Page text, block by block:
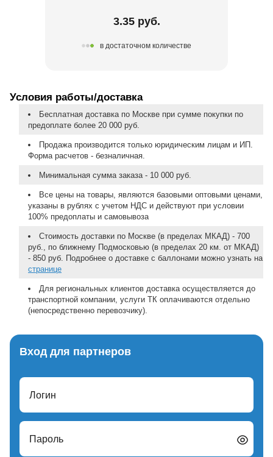
3.35 руб.
в достаточном количестве
Условия работы/доставка
Бесплатная доставка по Москве при сумме покупки по
предоплате более 20 000 руб.
Продажа производится только юридическим лицам и ИП.
Форма расчетов - безналичная.
Минимальная сумма заказа - 10 000 руб.
Все цены на товары, являются базовыми оптовыми ценами,
указаны в рублях с учетом НДС и действуют при условии
100% предоплаты и самовывоза
Стоимость доставки по Москве (в пределах МКАД) - 700
руб., по ближнему Подмосковью (в пределах 20 км. от МКАД)
- 850 руб. Подробнее о доставке с баллонами можно узнать на
странице
Для региональных клиентов доставка осуществляется до
транспортной компании, услуги ТК оплачиваются отдельно
(непосредственно перевозчику).
Вход для партнеров
Логин
Пароль